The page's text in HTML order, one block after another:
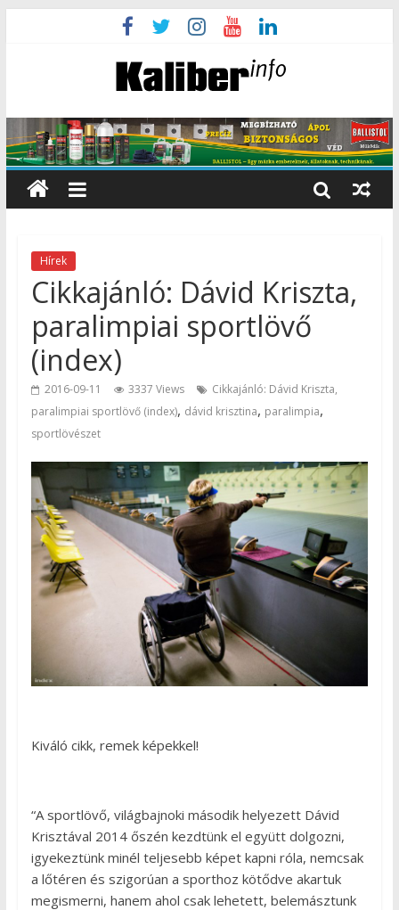
Hírek
Cikkajánló: Dávid Kriszta,
paralimpiai sportlövő
(index)
2016-09-11 3337 Views
Cikkajánló: Dávid Kriszta,
paralimpiai sportlövő (index), dávid krisztina, paralimpia,
sportlövészet
Kiváló cikk, remek képekkel!
“A sportlövő, világbajnoki második helyezett Dávid
Krisztával 2014 őszén kezdtünk el együtt dolgozni,
igyekeztünk minél teljesebb képet kapni róla, nemcsak
a lőtéren és szigorúan a sporthoz kötődve akartuk
megismerni, hanem ahol csak lehetett, belemásztunk